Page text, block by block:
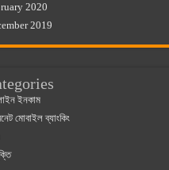
2020
2019
ইনকাম
মোবাইল ব্যাংকিং